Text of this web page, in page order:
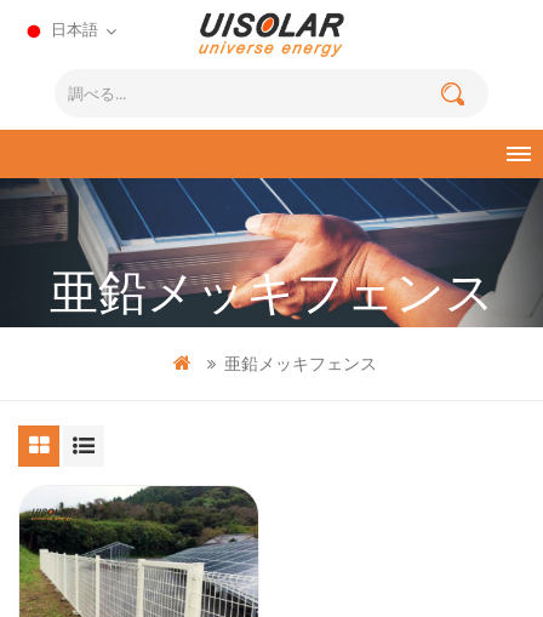
日本語
亜鉛メッキフェンス
亜鉛メッキフェンス